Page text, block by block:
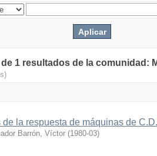
1 resultados de la comunidad:
la respuesta de máquinas de
Barrón, Víctor (1980-03)